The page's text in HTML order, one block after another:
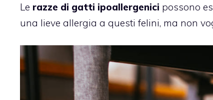
Le razze di gatti ipoallergenici possono
una lieve allergia a questi felini, ma non